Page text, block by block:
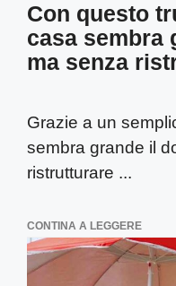
Con questo
casa sembra
ma senza
Grazie a un
sembra grande il
ristrutturare ...
CONTINA A LEGGERE